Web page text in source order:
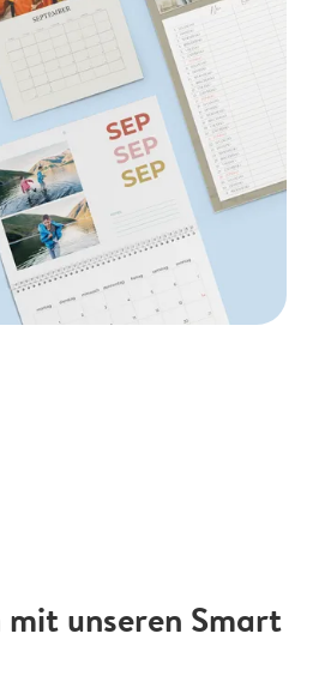
unseren Smart